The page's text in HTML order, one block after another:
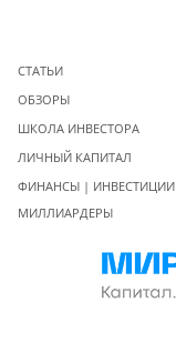
СТАТЬИ
ОБЗОРЫ
ШКОЛА ИНВЕСТОРА
ЛИЧНЫЙ КАПИТАЛ
ФИНАНСЫ |
МИЛЛИАРДЕРЫ